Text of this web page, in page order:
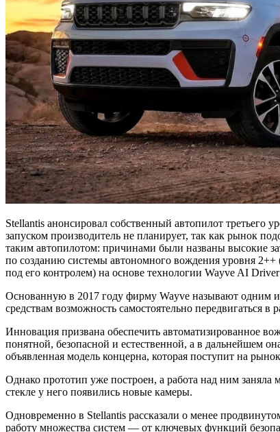
Stellantis анонсировал собственный автопилот третьего
запуском производитель не планирует, так как рынок
таким автопилотом: причинами были названы высокие
по созданию системы автономного вождения уровня 2++
под его контролем) на основе технологии Wayve AI
Основанную в 2017 году фирму Wayve называют одним
средствам возможность самостоятельно передвигаться
Инновация призвана обеспечить автоматизированное
понятной, безопасной и естественной, а в дальнейшем
объявленная модель концерна, которая поступит на
Однако прототип уже построен, а работа над ним
стекле у него появились новые камеры.
Одновременно в Stellantis рассказали о менее
работу множества систем — от ключевых функций